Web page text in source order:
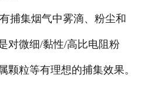
捕集烟气中雾滴、粉尘和
对微细/黏性/高比电阻粉
颗粒等有理想的捕集效果。